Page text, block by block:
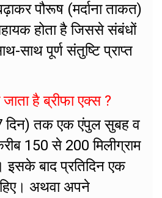
पौरूष (मर्दाना ताकत)
होता है जिससे संबंधों
साथ पूर्ण संतुष्टि प्राप्त
है ब्रीफा एक्स ?
दिन) तक एक एंपुल सुबह व
150 से 200 मिलीग्राम
इसके बाद प्रतिदिन एक
अथवा अपने